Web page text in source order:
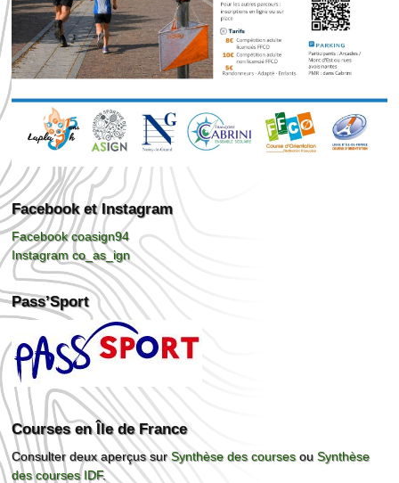
Facebook et Instagram
Facebook coasign94
Instagram co_as_ign
Pass’Sport
Courses en Île de France
Consulter deux aperçus surSynthèse des coursesouSynthèse
des courses IDF.